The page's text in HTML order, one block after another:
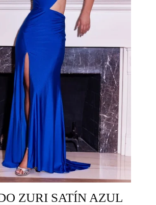
ZURI SATÍN AZUL